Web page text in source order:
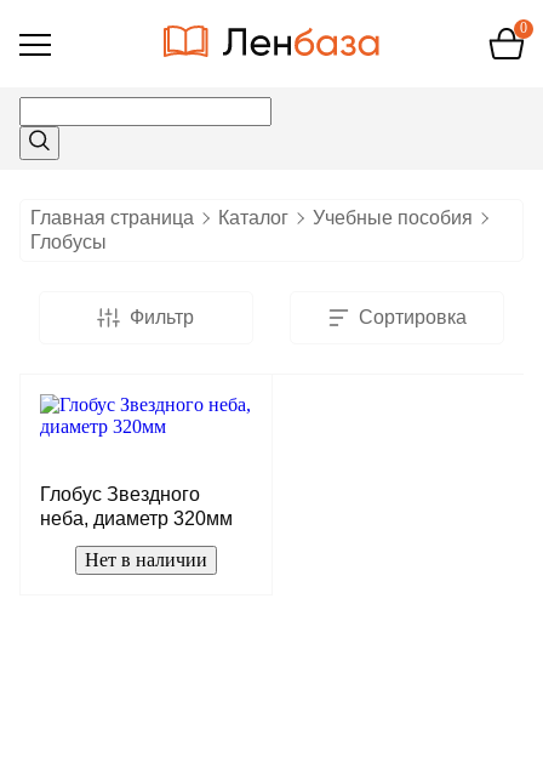
Открыть
0
Главная страница Каталог
Учебные пособия
Глобусы
Фильтр Сортировка
Глобус Звездного
неба, диаметр 320мм
Нет в наличии